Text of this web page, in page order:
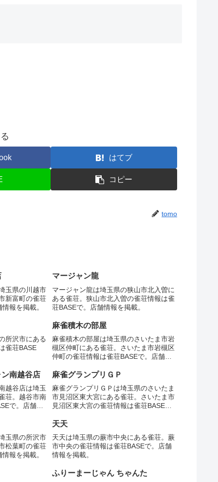
はてブ
コピー
tomo
玉県の川越市
新富町の雀荘
報を掲載。
マージャン龍
マージャン龍は埼玉県の狭山市北入曽に
ある雀荘。狭山市北入曽の雀荘情報は雀
荘BASEで。店舗情報を掲載。
所沢市にある
雀荘BASE
麻雀積木の部屋
麻雀積木の部屋は埼玉県のさいたま市岩
槻区仲町にある雀荘。さいたま市岩槻区
仲町の雀荘情報は雀荘BASEで。店舗情
南越谷店
越谷店は埼玉
荘。越谷市南
で。店舗情
麻雀グランプリＧＰ
麻雀グランプリＧＰは埼玉県のさいたま
市見沼区東大宮にある雀荘。さいたま市
見沼区東大宮の雀荘情報は雀荘BASE
玉県の所沢市
松葉町の雀荘
報を掲載。
天天
天天は埼玉県の蕨市中央にある雀荘。蕨
市中央の雀荘情報は雀荘BASEで。店舗
情報を掲載。
ふりーまーじゃん ちゃんた